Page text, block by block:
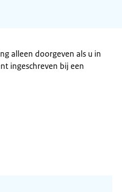
alleen doorgeven als u in
ingeschreven bij een